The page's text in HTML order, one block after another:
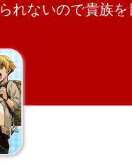
れないので貴族を